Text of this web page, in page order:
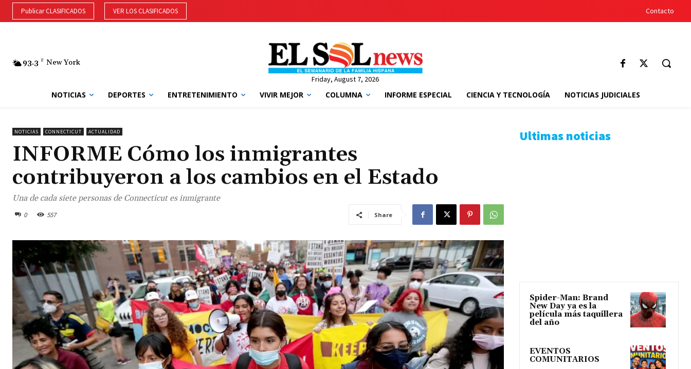
Publicar CLASIFICADOS VER LOS CLASIFICADOS Contacto
93.3 F New York
Friday, August 7, 2026
NOTICIAS DEPORTES ENTRETENIMIENTO VIVIR MEJOR COLUMNA INFORME ESPECIAL CIENCIA Y TECNOLOGÍA NOTICIAS JUDICIALES
NOTICIAS CONNECTICUT ACTUALIDAD
INFORME Cómo los inmigrantes
contribuyeron a los cambios en el Estado
Una de cada siete personas de Connecticut es inmigrante
0 557 Share
Ultimas noticias
Spider-Man: Brand
New Day ya es la
película más taquillera
del año
EVENTOS
COMUNITARIOS